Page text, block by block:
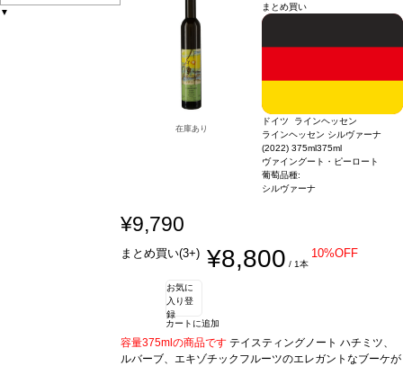
▼
在庫あり
まとめ買い
ドイツ ラインヘッセン
ラインヘッセン シルヴァーナ
(2022) 375ml375ml
ヴァイングート・ピーロート
葡萄品種:
シルヴァーナ
¥9,790
まとめ買い(3+) ¥8,800 / 1本
10%OFF
お気に
入り登
録
カートに追加
容量375mlの商品です テイスティングノートハチミツ、
ルバーブ、エキゾチックフルーツのエレガントなブーケが